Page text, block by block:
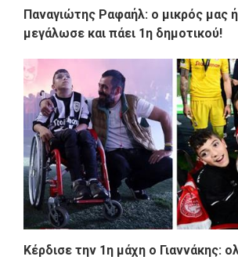
Παναγιώτης Ραφαήλ: ο μικρός μας
μεγάλωσε και πάει 1η δημοτικού!
Κέρδισε την 1η μάχη ο Γιαννάκης: